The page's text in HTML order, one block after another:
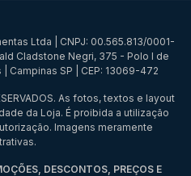
Ltda | CNPJ: 00.565.813/0001-
Cladstone Negri, 375 - Polo I de
Campinas SP | CEP: 13069-472
As fotos, textos e layout
da Loja. É proibida a utilização
Imagens meramente
DESCONTOS, PREÇOS E